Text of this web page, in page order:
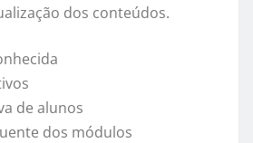
dos conteúdos.
de alunos
dos módulos